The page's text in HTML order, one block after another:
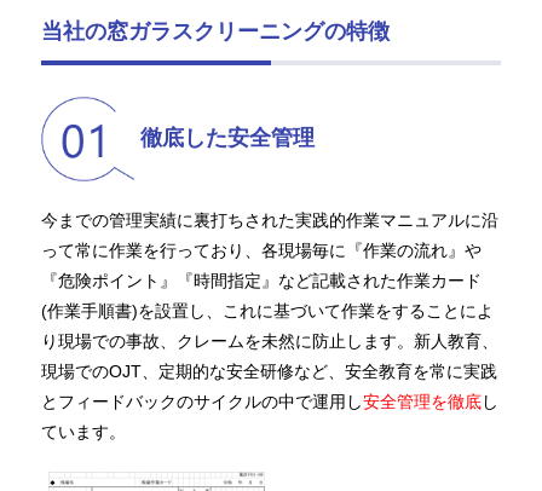
当社の窓ガラスクリーニングの特徴
徹底した安全管理
今までの管理実績に裏打ちされた実践的作業マニュアルに沿
って常に作業を行っており、各現場毎に『作業の流れ』や
『危険ポイント』『時間指定』など記載された作業カード
(作業手順書)を設置し、これに基づいて作業をすることによ
り現場での事故、クレームを未然に防止します。新人教育、
現場でのOJT、定期的な安全研修など、安全教育を常に実践
とフィードバックのサイクルの中で運用し安全管理を徹底し
ています。